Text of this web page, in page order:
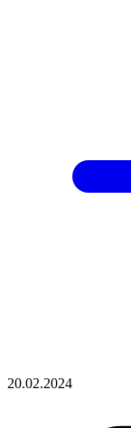
20.02.2024